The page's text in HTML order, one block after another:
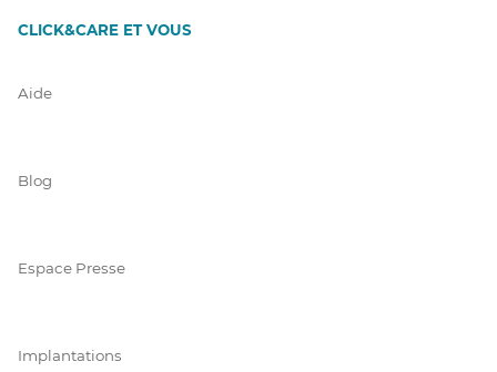
CLICK&CARE ET VOUS
Aide
Blog
Espace Presse
Implantations